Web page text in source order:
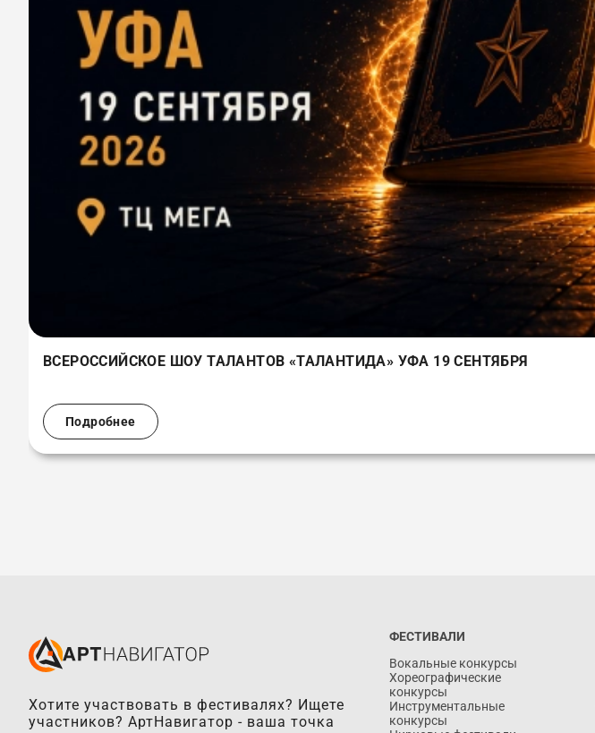
ВСЕРОССИЙСКОЕ ШОУ ТАЛАНТОВ «ТАЛАНТИДА» УФА 19 СЕНТЯБРЯ
Подробнее
Хотите участвовать в фестивалях? Ищете
участников? АртНавигатор - ваша точка
ФЕСТИВАЛИ
Вокальные конкурсы
Хореографические
конкурсы
Инструментальные
конкурсы